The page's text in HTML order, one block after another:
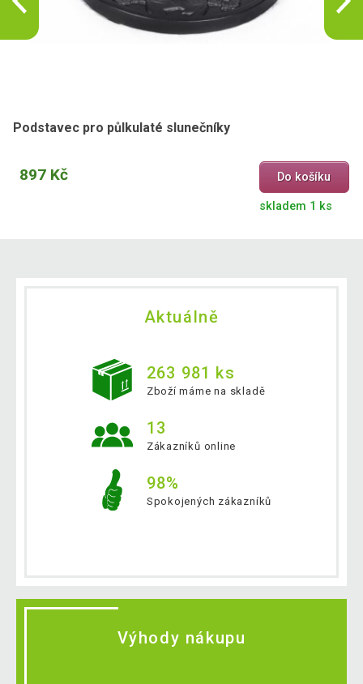
Podstavec pro půlkulaté slunečníky
897 Kč Do košíku
skladem 1 ks
Aktuálně
263 981 ks
Zboží máme na skladě
13
Zákazníků online
98%
Spokojených zákazníků
Výhody nákupu